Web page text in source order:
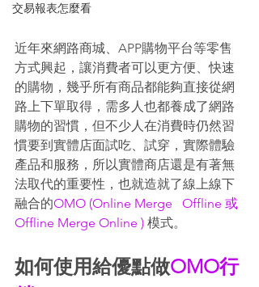
交易報表怎麼看
近年來網路商城、APP購物平台等零售
方式興起，讓消費者可以更方便、快速
的購物，幾乎所有商品都能夠直接從網
路上下單取得，需多人也都養成了網路
購物的習慣，但不少人在消費時仍然習
慣要到實體店面試吃、試穿，實際體驗
產品和服務，所以實體商店還是有著無
法取代的重要性，也就造就了線上線下
融合的OMO (Online Merge   Offline 或
Offline Merge Online ) 模式。
如何使用給優點做OMO行